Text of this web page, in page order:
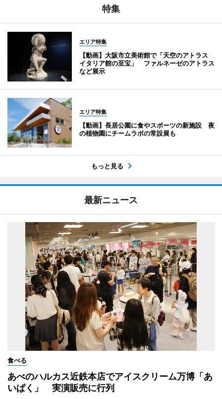
特集
エリア特集
【動画】大阪市立美術館で「天空のアトラス
イタリア館の至宝」 ファルネーゼのアトラス
など展示
エリア特集
【動画】長居公園に食やスポーツの新施設 夜
の植物園にチームラボの常設展も
もっと見る
最新ニュース
食べる
あべのハルカス近鉄本店でアイスクリーム万博「あ
いぱく」 実演販売に行列